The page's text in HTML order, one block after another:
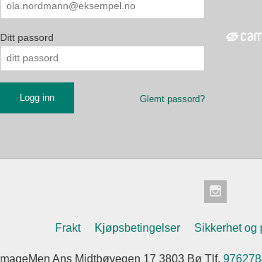
Ditt passord
Glemt passord?
Frakt Kjøpsbetingelser Sikkerhet og
ImageMen Ans Midtbøvegen 17 3803 Bø Tlf.